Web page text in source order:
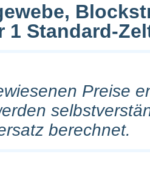
1 Standard-
Preise
berechnet.